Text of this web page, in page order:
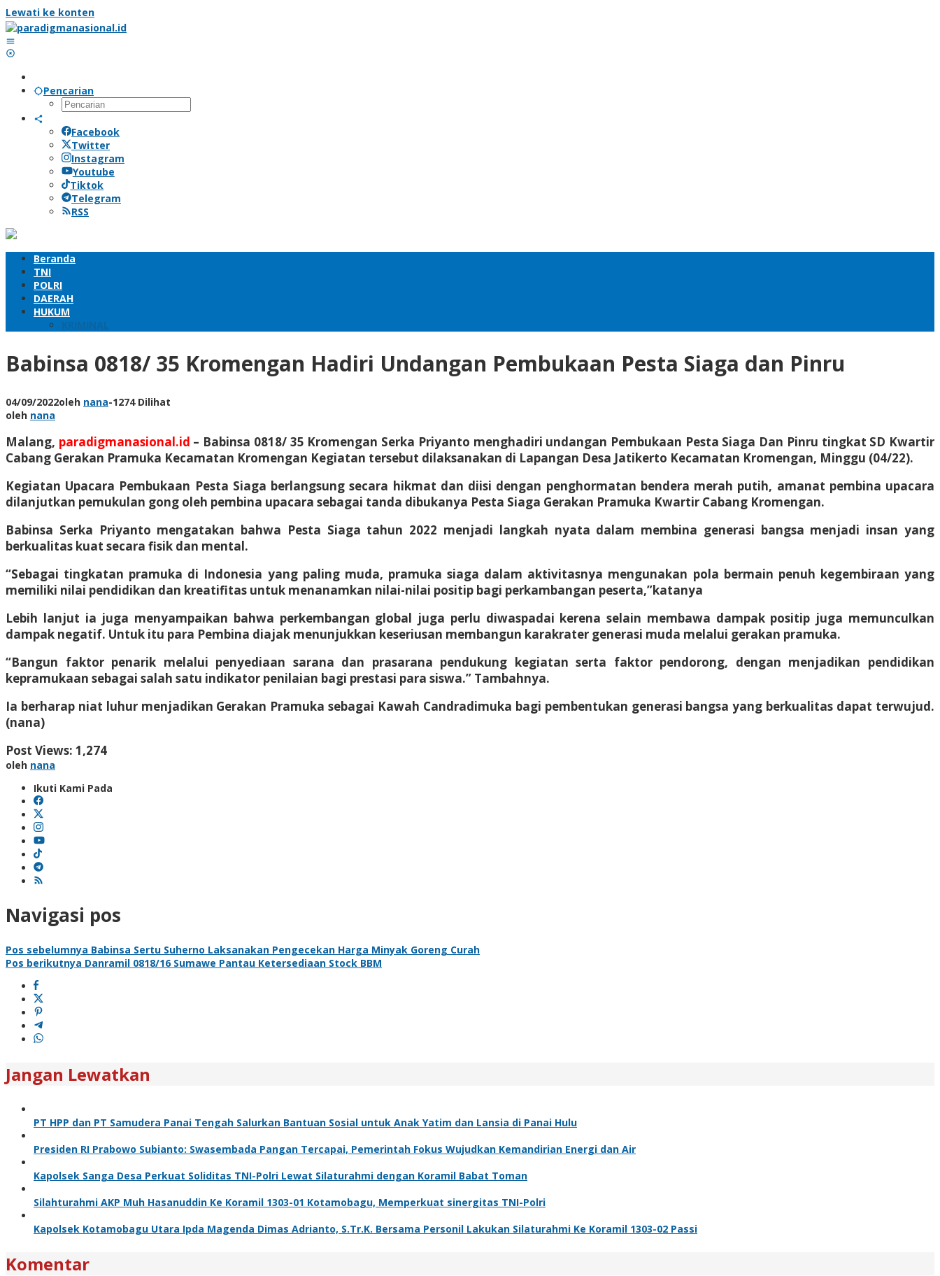
Lewati ke konten
Pencarian
Facebook
Twitter
Instagram
Youtube
Tiktok
Telegram
RSS
Beranda
TNI
POLRI
DAERAH
HUKUM
KRIMINAL
Babinsa 0818/ 35 Kromengan Hadiri Undangan Pembukaan Pesta Siaga dan Pinru
04/09/2022oleh nana-1274 Dilihat
oleh nana
Malang, paradigmanasional.id – Babinsa 0818/ 35 Kromengan Serka Priyanto menghadiri undangan Pembukaan Pesta Siaga Dan Pinru tingkat SD Kwartir
Cabang Gerakan Pramuka Kecamatan Kromengan Kegiatan tersebut dilaksanakan di Lapangan Desa Jatikerto Kecamatan Kromengan, Minggu (04/22).
Kegiatan Upacara Pembukaan Pesta Siaga berlangsung secara hikmat dan diisi dengan penghormatan bendera merah putih, amanat pembina upacara
dilanjutkan pemukulan gong oleh pembina upacara sebagai tanda dibukanya Pesta Siaga Gerakan Pramuka Kwartir Cabang Kromengan.
Babinsa Serka Priyanto mengatakan bahwa Pesta Siaga tahun 2022 menjadi langkah nyata dalam membina generasi bangsa menjadi insan yang
berkualitas kuat secara fisik dan mental.
“Sebagai tingkatan pramuka di Indonesia yang paling muda, pramuka siaga dalam aktivitasnya mengunakan pola bermain penuh kegembiraan yang
memiliki nilai pendidikan dan kreatifitas untuk menanamkan nilai-nilai positip bagi perkambangan peserta,”katanya
Lebih lanjut ia juga menyampaikan bahwa perkembangan global juga perlu diwaspadai kerena selain membawa dampak positip juga memunculkan
dampak negatif. Untuk itu para Pembina diajak menunjukkan keseriusan membangun karakrater generasi muda melalui gerakan pramuka.
“Bangun faktor penarik melalui penyediaan sarana dan prasarana pendukung kegiatan serta faktor pendorong, dengan menjadikan pendidikan
kepramukaan sebagai salah satu indikator penilaian bagi prestasi para siswa.” Tambahnya.
Ia berharap niat luhur menjadikan Gerakan Pramuka sebagai Kawah Candradimuka bagi pembentukan generasi bangsa yang berkualitas dapat terwujud.
(nana)
Post Views: 1,274
oleh nana
Ikuti Kami Pada
Navigasi pos
Pos sebelumnya Babinsa Sertu Suherno Laksanakan Pengecekan Harga Minyak Goreng Curah
Pos berikutnya Danramil 0818/16 Sumawe Pantau Ketersediaan Stock BBM
Jangan Lewatkan
PT HPP dan PT Samudera Panai Tengah Salurkan Bantuan Sosial untuk Anak Yatim dan Lansia di Panai Hulu
Presiden RI Prabowo Subianto: Swasembada Pangan Tercapai, Pemerintah Fokus Wujudkan Kemandirian Energi dan Air
Kapolsek Sanga Desa Perkuat Soliditas TNI-Polri Lewat Silaturahmi dengan Koramil Babat Toman
Silahturahmi AKP Muh Hasanuddin Ke Koramil 1303-01 Kotamobagu, Memperkuat sinergitas TNI-Polri
Kapolsek Kotamobagu Utara Ipda Magenda Dimas Adrianto, S.Tr.K. Bersama Personil Lakukan Silaturahmi Ke Koramil 1303-02 Passi
Komentar